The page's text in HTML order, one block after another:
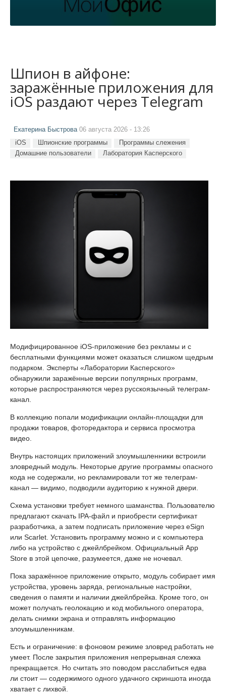
Шпион в айфоне:
заражённые приложения для
iOS раздают через Telegram
Екатерина Быстрова 06 августа 2026 - 13:26
iOS Шпионские программы
Программы слежения
Домашние пользователи
Лаборатория Касперского
Модифицированное iOS-приложение без рекламы и с
бесплатными функциями может оказаться слишком щедрым
подарком. Эксперты «Лаборатории Касперского»
обнаружили заражённые версии популярных программ,
которые распространяются через русскоязычный телеграм-
канал.
В коллекцию попали модификации онлайн-площадки для
продажи товаров, фоторедактора и сервиса просмотра
видео.
Внутрь настоящих приложений злоумышленники встроили
зловредный модуль. Некоторые другие программы опасного
кода не содержали, но рекламировали тот же телеграм-
канал — видимо, подводили аудиторию к нужной двери.
Схема установки требует немного шаманства. Пользователю
предлагают скачать IPA-файл и приобрести сертификат
разработчика, а затем подписать приложение через eSign
или Scarlet. Установить программу можно и с компьютера
либо на устройство с джейлбрейком. Официальный App
Store в этой цепочке, разумеется, даже не ночевал.
Пока заражённое приложение открыто, модуль собирает имя
устройства, уровень заряда, региональные настройки,
сведения о памяти и наличии джейлбрейка. Кроме того, он
может получать геолокацию и код мобильного оператора,
делать снимки экрана и отправлять информацию
злоумышленникам.
Есть и ограничение: в фоновом режиме зловред работать не
умеет. После закрытия приложения непрерывная слежка
прекращается. Но считать это поводом расслабиться едва
ли стоит — содержимого одного удачного скриншота иногда
хватает с лихвой.